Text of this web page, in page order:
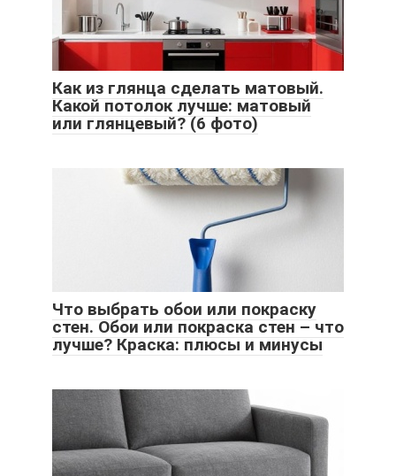
Как из глянца сделать матовый.
Какой потолок лучше: матовый
или глянцевый? (6 фото)
Что выбрать обои или покраску
стен. Обои или покраска стен – что
лучше? Краска: плюсы и минусы